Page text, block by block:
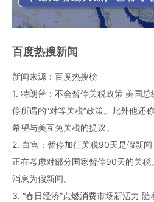
百度热搜新闻
新闻来源：百度热搜榜
1. 特朗普：不会暂停关税政策 美国
停所谓的“对等关税”政策。此外他还
希望与美互免关税的提议。
2. 白宫：暂停加征关税90天是假新
正在考虑对部分国家暂停90天的关
消息为假新闻。
3. “春日经济”点燃消费市场新活力